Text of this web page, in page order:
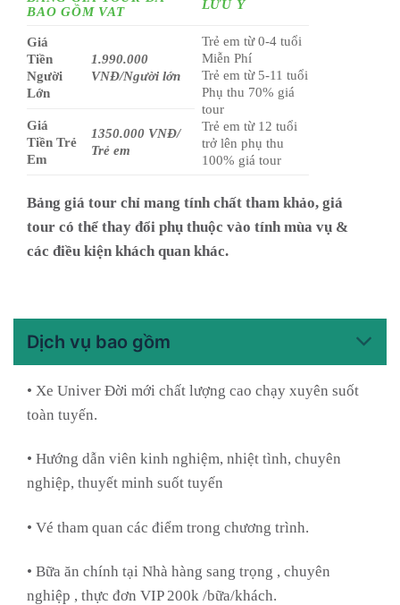
BAO GỒM VAT
LƯU Ý
Giá
Tiền
Người
Lớn
1.990.000
VNĐ/Người lớn
Trẻ em từ 0-4 tuổi
Miễn Phí
Trẻ em từ 5-11 tuổi
Phụ thu 70% giá
tour
Trẻ em từ 12 tuổi
trở lên phụ thu
100% giá tour
Giá
Tiền Trẻ
Em
1350.000 VNĐ/
Trẻ em
Bảng giá tour chỉ mang tính chất tham khảo, giá
tour có thể thay đổi phụ thuộc vào tính mùa vụ &
các điều kiện khách quan khác.
Dịch vụ bao gồm
• Xe Univer Đời mới chất lượng cao chạy xuyên suốt
toàn tuyến.
• Hướng dẫn viên kinh nghiệm, nhiệt tình, chuyên
nghiệp, thuyết minh suốt tuyến
• Vé tham quan các điểm trong chương trình.
• Bữa ăn chính tại Nhà hàng sang trọng , chuyên
nghiệp , thực đơn VIP 200k /bữa/khách.